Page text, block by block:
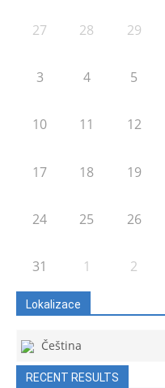
27 28 29
3 4 5
10 11 12
17 18 19
24 25 26
31 1 2
Lokalizace
Čeština
RECENT RESULTS